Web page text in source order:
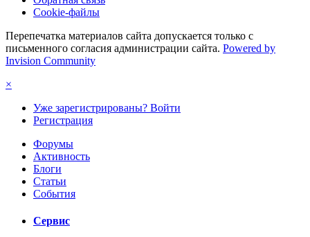
Cookie-файлы
Перепечатка материалов сайта допускается только с
письменного согласия администрации сайта. Powered by
Invision Community
×
Уже зарегистрированы? Войти
Регистрация
Форумы
Активность
Блоги
Статьи
События
Сервис